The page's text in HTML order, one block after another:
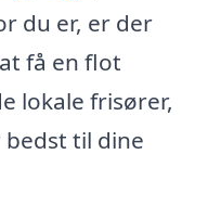
du er, er der
få en flot
lokale frisører,
til dine